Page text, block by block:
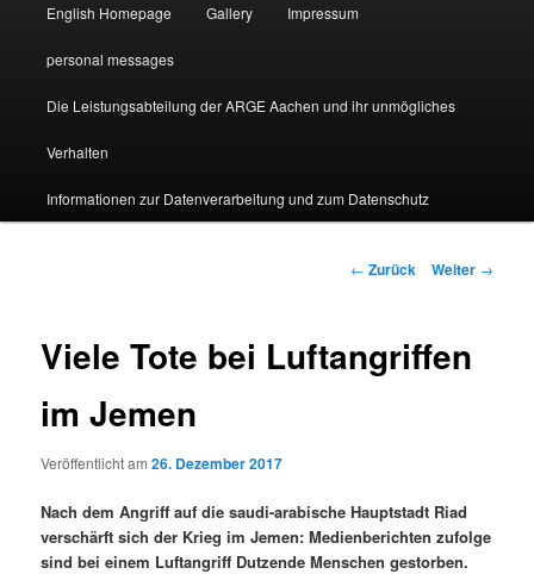
English Homepage Gallery Impressum
personal messages
Die Leistungsabteilung der ARGE Aachen und ihr unmögliches
Verhalten
Informationen zur Datenverarbeitung und zum Datenschutz
Beitragsnavigation
← Zurück Weiter →
Viele Tote bei Luftangriffen
im Jemen
Veröffentlicht am26. Dezember 2017
Nach dem Angriff auf die saudi-arabische Hauptstadt Riad
verschärft sich der Krieg im Jemen: Medienberichten zufolge
sind bei einem Luftangriff Dutzende Menschen gestorben.